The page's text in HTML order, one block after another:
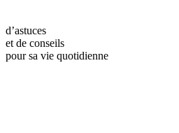
d’astuces
et de conseils
pour sa vie quotidienne